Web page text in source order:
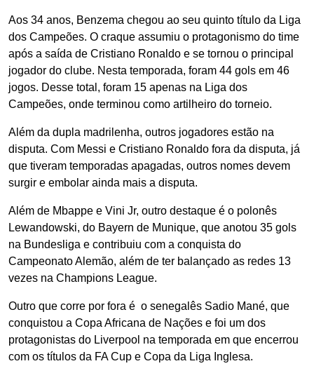
Aos 34 anos, Benzema chegou ao seu quinto título da Liga
dos Campeões. O craque assumiu o protagonismo do time
após a saída de Cristiano Ronaldo e se tornou o principal
jogador do clube. Nesta temporada, foram 44 gols em 46
jogos. Desse total, foram 15 apenas na Liga dos
Campeões, onde terminou como artilheiro do torneio.
Além da dupla madrilenha, outros jogadores estão na
disputa. Com Messi e Cristiano Ronaldo fora da disputa, já
que tiveram temporadas apagadas, outros nomes devem
surgir e embolar ainda mais a disputa.
Além de Mbappe e Vini Jr, outro destaque é o polonês
Lewandowski, do Bayern de Munique, que anotou 35 gols
na Bundesliga e contribuiu com a conquista do
Campeonato Alemão, além de ter balançado as redes 13
vezes na Champions League.
Outro que corre por fora é o senegalês Sadio Mané, que
conquistou a Copa Africana de Nações e foi um dos
protagonistas do Liverpool na temporada em que encerrou
com os títulos da FA Cup e Copa da Liga Inglesa.